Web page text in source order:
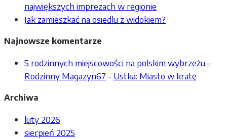
największych imprezach w regionie
Jak zamieszkać na osiedlu z widokiem?
Najnowsze komentarze
5 rodzinnych miejscowości na polskim wybrzeżu –
Rodzinny Magazyn67 - Ustka: Miasto w kratę
Archiwa
luty 2026
sierpień 2025